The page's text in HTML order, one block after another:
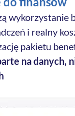
wykorzystanie
i realny
pakietu
na danych,